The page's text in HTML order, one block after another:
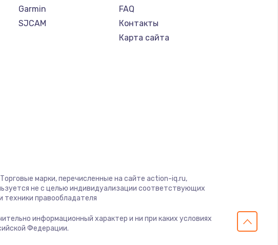
Garmin
SJCAM
FAQ
Контакты
Карта сайта
марки, перечисленные на сайте action-iq.ru,
не с целью индивидуализации соответствующих
техники правообладателя
информационный характер и ни при каких условиях
Федерации.